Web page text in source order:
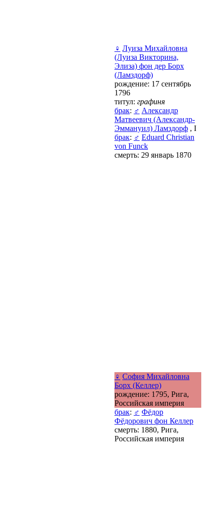
♀ Луиза Михайловна
(Луиза Викторина,
Элиза) фон дер Борх
(Ламздорф)
рождение: 17 сентябрь
1796
титул: графиня
брак: ♂ Александр
Матвеевич (Александр-
Эммануил) Ламздорф , І
брак: ♂ Eduard Christian
von Funck
смерть: 29 январь 1870
♀ София Михайловна
Борх (Келлер)
рождение: 1795, Рига,
Российская империя
брак: ♂ Фёдор
Фёдорович фон Келлер
смерть: 1880, Рига,
Российская империя